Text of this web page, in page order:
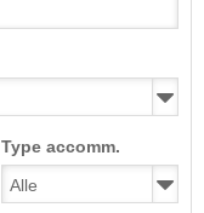
Type accomm.